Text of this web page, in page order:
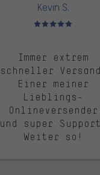
Kevin S.
Bewertungen: 5 von 5
Immer extrem
schneller
Einer meiner
Lieblings-
Onlineversender
und super
Weiter so!